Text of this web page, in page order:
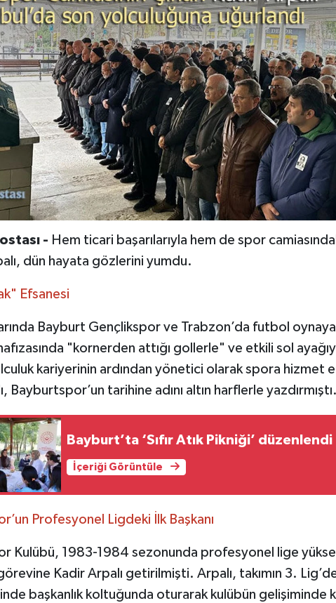
- Hem ticari başarılarıyla hem de spor
dün hayata gözlerini yumdu.
Efsanesi
Bayburt Gençlikspor ve Trabzon’da futbol
"kornerden attığı gollerle" ve etkili sol
kariyerinin ardından yönetici olarak spora hizmet
Bayburtspor’un tarihine adını altın harflerle yazdırmıştı.
Bayburt’ta ‘Sıfır Atık Pikniği’ düzenlendi
İçeriği Görüntüle
Profesyonel Ligdeki İlk Başkanı
Kulübü, 1983-1984 sezonunda profesyonel lige
görevine Kadir Arpalı getirilmişti. Arpalı, takımın 3.
başkanlık koltuğunda oturarak kulübün gelişiminde